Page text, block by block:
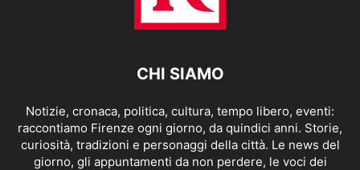
CHI SIAMO
Notizie, cronaca, politica, cultura, tempo libero, eventi:
raccontiamo Firenze ogni giorno, da quindici anni. Storie,
curiosità, tradizioni e personaggi della città. Le news del
giorno, gli appuntamenti da non perdere, le voci dei